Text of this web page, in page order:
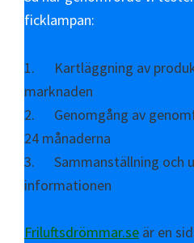
ficklampan:
1. Kartläggning av
marknaden
2. Genomgång av
24 månaderna
3. Sammanställning och
informationen
Friluftsdrömmar.se är en